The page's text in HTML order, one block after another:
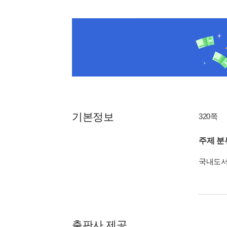
기본정보 320쪽
주제 분
국내도